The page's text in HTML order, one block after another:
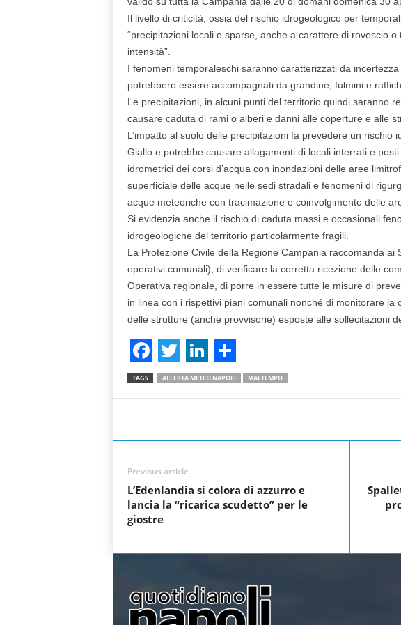
Il livello di criticità, ossia del rischio idrogeologico per
“precipitazioni locali o sparse, anche a carattere di rovescio
intensità”.
I fenomeni temporaleschi saranno caratterizzati da
potrebbero essere accompagnati da grandine, fulmini e
Le precipitazioni, in alcuni punti del territorio quindi saranno
causare caduta di rami o alberi e danni alle coperture e alle
L’impatto al suolo delle precipitazioni fa prevedere un rischio
Giallo e potrebbe causare allagamenti di locali interrati e
idrometrici dei corsi d’acqua con inondazioni delle aree
superficiale delle acque nelle sedi stradali e fenomeni di
acque meteoriche con tracimazione e coinvolgimento delle
Si evidenzia anche il rischio di caduta massi e occasionali
idrogeologiche del territorio particolarmente fragili.
La Protezione Civile della Regione Campania raccomanda ai
operativi comunali), di verificare la corretta ricezione delle
Operativa regionale, di porre in essere tutte le misure di
in linea con i rispettivi piani comunali nonché di monitorare la
delle strutture (anche provvisorie) esposte alle sollecitazioni
F
a
e
b
o
o
k
T
w
t
e
r
L
i
k
d
I
S
h
r
TAGS ALLERTA METEO NAPOLI MALTEMPO
Previous article
L’Edenlandia si colora di azzurro e
lancia la “ricarica scudetto” per le
giostre